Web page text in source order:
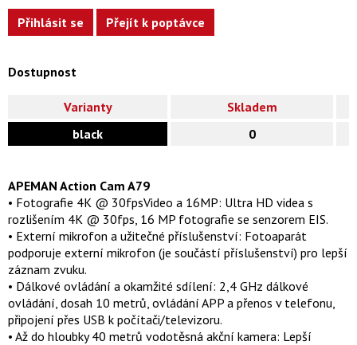
Přihlásit se Přejít k poptávce
Dostupnost
Varianty
Skladem
black
0
APEMAN Action Cam A79
• Fotografie 4K @ 30fpsVideo a 16MP: Ultra HD videa s
rozlišením 4K @ 30fps, 16 MP fotografie se senzorem EIS.
• Externí mikrofon a užitečné příslušenství: Fotoaparát
podporuje externí mikrofon (je součástí příslušenství) pro lepší
záznam zvuku.
• Dálkové ovládání a okamžité sdílení: 2,4 GHz dálkové
ovládání, dosah 10 metrů, ovládání APP a přenos v telefonu,
připojení přes USB k počítači/televizoru.
• Až do hloubky 40 metrů vodotěsná akční kamera: Lepší